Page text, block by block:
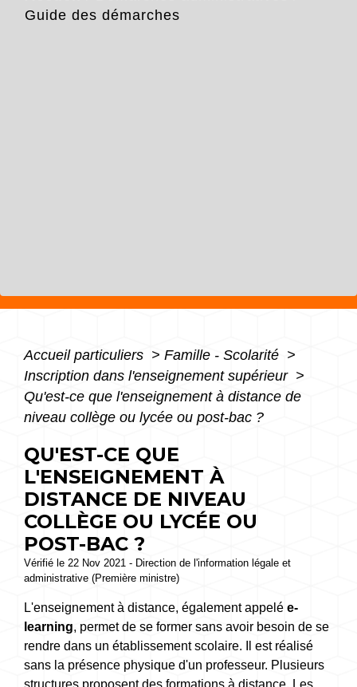
Guide des démarches
Accueil particuliers > Famille - Scolarité >
Inscription dans l'enseignement supérieur >
Qu'est-ce que l'enseignement à distance de
niveau collège ou lycée ou post-bac ?
QU'EST-CE QUE
L'ENSEIGNEMENT À
DISTANCE DE NIVEAU
COLLÈGE OU LYCÉE OU
POST-BAC ?
Vérifié le 22 Nov 2021 - Direction de l'information légale et
administrative (Première ministre)
L'enseignement à distance, également appelé e-
learning, permet de se former sans avoir besoin de se
rendre dans un établissement scolaire. Il est réalisé
sans la présence physique d'un professeur. Plusieurs
structures proposent des formations à distance. Les